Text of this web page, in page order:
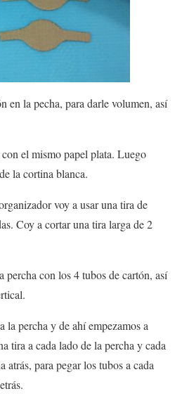
en la pecha, para darle volumen, así
el mismo papel plata. Luego
la cortina blanca.
voy a usar una tira de
Coy a cortar una tira larga de 2
percha con los 4 tubos de cartón, así
la percha y de ahí empezamos a
tira a cada lado de la percha y cada
atrás, para pegar los tubos a cada